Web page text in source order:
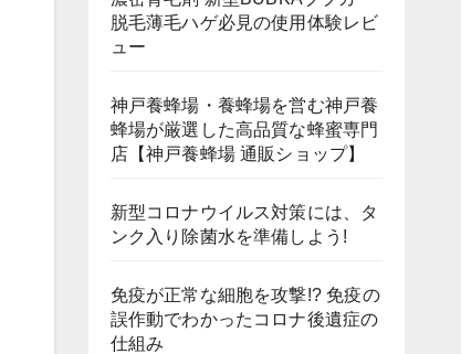
脱毛薄毛ハゲ必見の使用体験レビ
ュー
神戸養蜂場・養蜂場を営む神戸養
蜂場が厳選した高品質な蜂蜜専門
店【神戸養蜂場 通販ショップ】
新型コロナウイルス対策には、タ
ンク入り除菌水を準備しよう!
免疫が正常な細胞を攻撃!? 免疫の
誤作動でわかったコロナ後遺症の
仕組み